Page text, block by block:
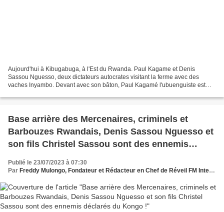
Aujourd'hui à Kibugabuga, à l'Est du Rwanda. Paul Kagame et Denis
Sassou Nguesso, deux dictateurs autocrates visitant la ferme avec des
vaches Inyambo. Devant avec son bâton, Paul Kagamé l'ubuenguiste est
Base arrière des Mercenaires, criminels et
Barbouzes Rwandais, Denis Sassou Nguesso et
son fils Christel Sassou sont des ennemis
déclarés du Kongo !
Publié le 23/07/2023 à 07:30
Par Freddy Mulongo, Fondateur et Rédacteur en Chef de Réveil FM International